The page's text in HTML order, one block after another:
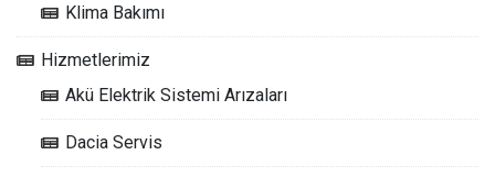
Klima Bakımı
Hizmetlerimiz
Akü Elektrik Sistemi Arızaları
Dacia Servis